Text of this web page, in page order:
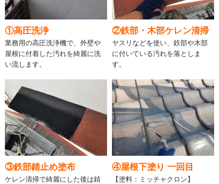
①高圧洗浄
業務用の高圧洗浄機で、外壁や
屋根に付着した汚れを綺麗に洗
い流します。
②鉄部・木部ケレン清掃
ヤスリなどを使い、鉄部や木部
に付いている汚れを落としま
す。
③鉄部錆止め塗布
ケレン清掃で綺麗にした後は錆
④屋根下塗り 一回目
【塗料：ミッチャクロン】